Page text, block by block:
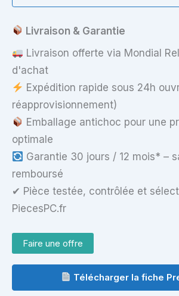
DIMM
Haute
Performance
Livraison & Garantie
Livraison offerte via Mondial
d'achat
Expédition rapide sous 24h
réapprovisionnement)
Emballage antichoc pour une
optimale
Garantie 30 jours / 12 mois* –
remboursé
✔ Pièce testée, contrôlée et
PiecesPC.fr
Faire une offre
Télécharger la fiche